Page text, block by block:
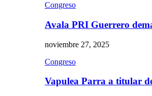
Congreso
Avala PRI Guerrero
noviembre 27, 2025
Congreso
Vapulea Parra a titular